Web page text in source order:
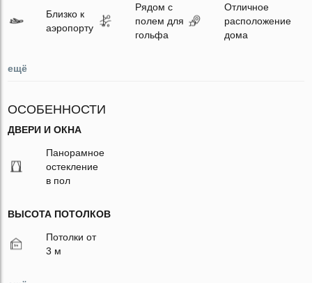
Близко к
аэропорту
Рядом с
полем для
гольфа
Отличное
расположение
дома
ещё
ОСОБЕННОСТИ
ДВЕРИ И ОКНА
Панорамное
остекление
в пол
ВЫСОТА ПОТОЛКОВ
Потолки от
3 м